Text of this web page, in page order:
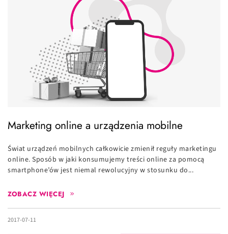
Marketing online a urządzenia mobilne
Świat urządzeń mobilnych całkowicie zmienił reguły marketingu
online. Sposób w jaki konsumujemy treści online za pomocą
smartphone’ów jest niemal rewolucyjny w stosunku do...
ZOBACZ WIĘCEJ
2017-07-11